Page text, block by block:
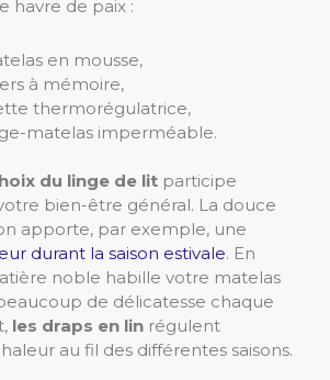
havre de paix :
en mousse,
à mémoire,
thermorégulatrice,
matelas imperméable.
du linge de lit participe
bien-être général. La douce
apporte, par exemple, une
durant la saison estivale. En
noble habille votre matelas
de délicatesse chaque
les draps en lin régulent
au fil des différentes saisons.